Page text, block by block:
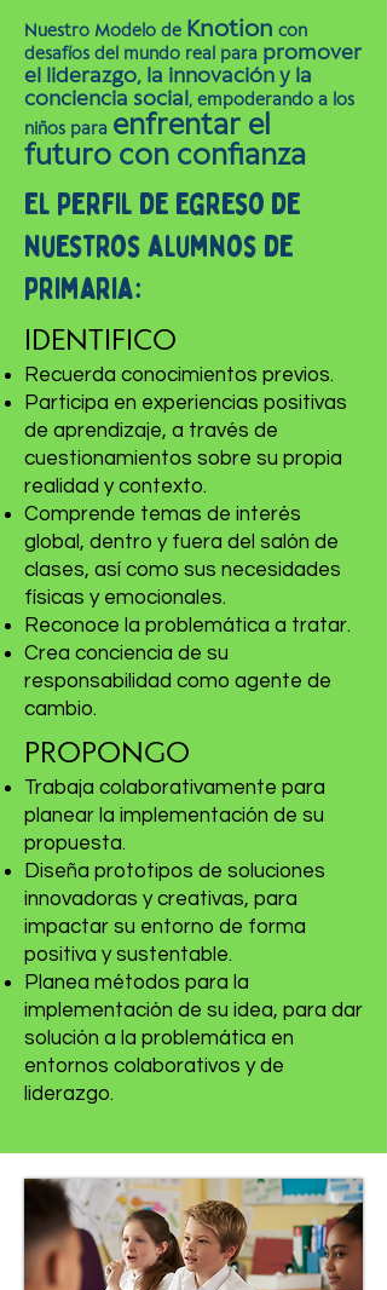
Nuestro Modelo de Knotion con
desafíos del mundo real para promover
el liderazgo, la innovación y la
conciencia social, empoderando a los
niños para enfrentar el
futuro con confianza
El perfil de egreso de
nuestros alumnos de
primaria:
IDENTIFICO
Recuerda conocimientos previos.
Participa en experiencias positivas
de aprendizaje, a través de
cuestionamientos sobre su propia
realidad y contexto.
Comprende temas de interés
global, dentro y fuera del salón de
clases, así como sus necesidades
físicas y emocionales.
Reconoce la problemática a tratar.
Crea conciencia de su
responsabilidad como agente de
cambio.
PROPONGO
Trabaja colaborativamente para
planear la implementación de su
propuesta.
Diseña prototipos de soluciones
innovadoras y creativas, para
impactar su entorno de forma
positiva y sustentable.
Planea métodos para la
implementación de su idea, para dar
solución a la problemática en
entornos colaborativos y de
liderazgo.